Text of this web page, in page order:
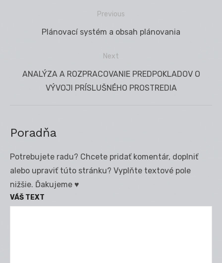
Previous
Previous
Plánovací systém a obsah plánovania
Next
Next
ANALÝZA A ROZPRACOVANIE PREDPOKLADOV O
VÝVOJI PRÍSLUŠNÉHO PROSTREDIA
Poradňa
Potrebujete radu? Chcete pridať komentár, doplniť
alebo upraviť túto stránku? Vyplňte textové pole
nižšie. Ďakujeme ♥
VÁŠ TEXT